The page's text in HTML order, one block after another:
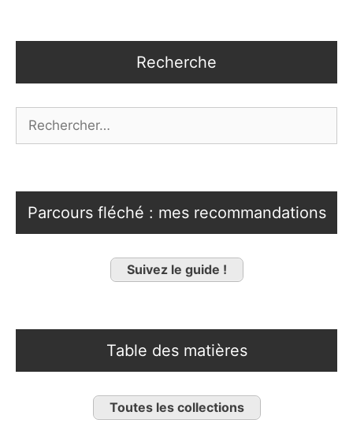
Recherche
Parcours fléché : mes recommandations
Suivez le guide !
Table des matières
Toutes les collections